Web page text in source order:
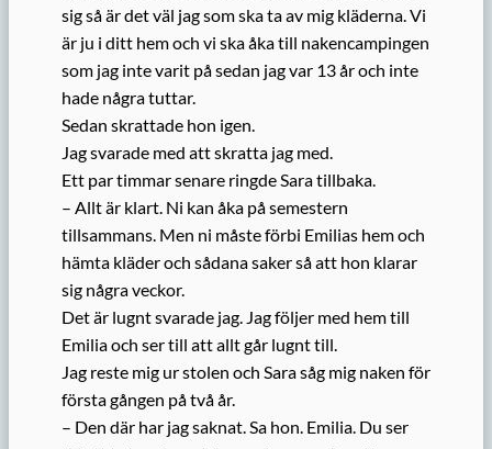
sig så är det väl jag som ska ta av mig kläderna. Vi
är ju i ditt hem och vi ska åka till nakencampingen
som jag inte varit på sedan jag var 13 år och inte
hade några tuttar.
Sedan skrattade hon igen.
Jag svarade med att skratta jag med.
Ett par timmar senare ringde Sara tillbaka.
– Allt är klart. Ni kan åka på semestern
tillsammans. Men ni måste förbi Emilias hem och
hämta kläder och sådana saker så att hon klarar
sig några veckor.
Det är lugnt svarade jag. Jag följer med hem till
Emilia och ser till att allt går lugnt till.
Jag reste mig ur stolen och Sara såg mig naken för
första gången på två år.
– Den där har jag saknat. Sa hon. Emilia. Du ser